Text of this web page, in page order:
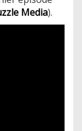
Media).